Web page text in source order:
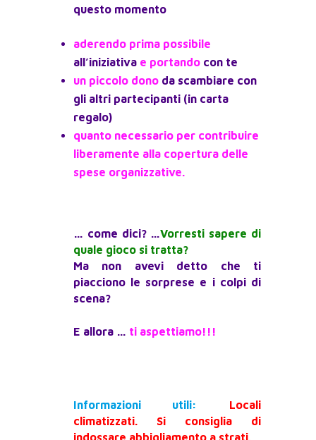
questo momento
aderendo prima possibile
all’iniziativa e portando con te
un piccolo dono da scambiare con
gli altri partecipanti (in carta
regalo)
quanto necessario per contribuire
liberamente alla copertura delle
spese organizzative.
… come dici? …Vorresti sapere di
quale gioco si tratta?
Ma non avevi detto che ti
piacciono le sorprese e i colpi di
scena?
E allora … ti aspettiamo!!!
Informazioni utili:
Locali
climatizzati. Si consiglia di
indossare abbigliamento a strati.